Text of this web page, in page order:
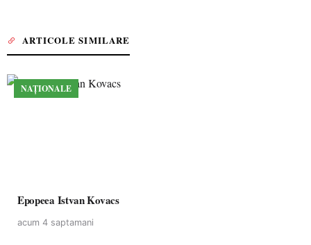
ARTICOLE SIMILARE
NAȚIONALE
Epopeea Istvan Kovacs
acum 4 saptamani